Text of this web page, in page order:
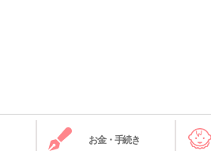
お金・手続き